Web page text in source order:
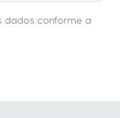
dados conforme a